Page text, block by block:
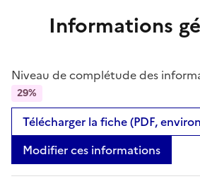
Informations
Niveau de complétude des
29%
Télécharger la fiche (PDF,
Modifier ces informations